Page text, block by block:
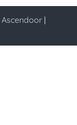
Ascendoor |